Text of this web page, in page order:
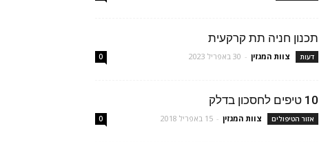
תכנון חניה תת קרקעית
דעות צוות המגזין - 30 באפריל 2023 0
10 טיפים לחסכון בדלק
אזור הטיפולים צוות המגזין - 15 באפריל 2018 0